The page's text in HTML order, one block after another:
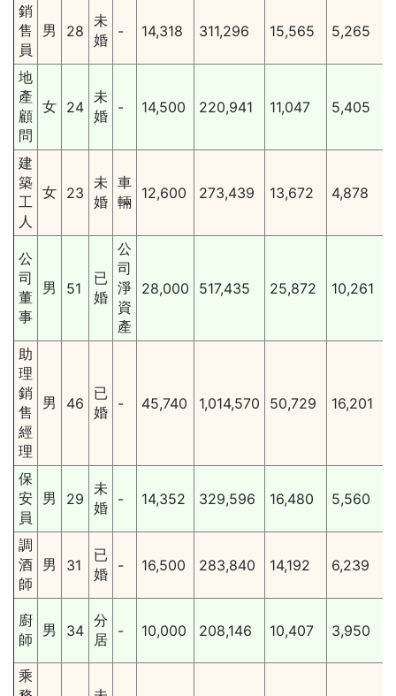
銷
售
員
男 28
未
婚
- 14,318 311,296 15,565 5,265
地
產
顧
問
女 24
未
婚
- 14,500 220,941 11,047 5,405
建
築
工
人
女 23
未
婚
車
輛
12,600 273,439 13,672 4,878
公
司
董
事
男 51
已
婚
公
司
淨
資
產
28,000 517,435 25,872 10,261
助
理
銷
售
經
理
男 46
已
婚
- 45,740 1,014,570 50,729 16,201
保
安
員
男 29
未
婚
- 14,352 329,596 16,480 5,560
調
酒
師
男 31
已
婚
- 16,500 283,840 14,192 6,239
廚
師
男 34
分
居
- 10,000 208,146 10,407 3,950
乘